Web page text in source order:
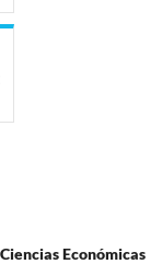
Económicas